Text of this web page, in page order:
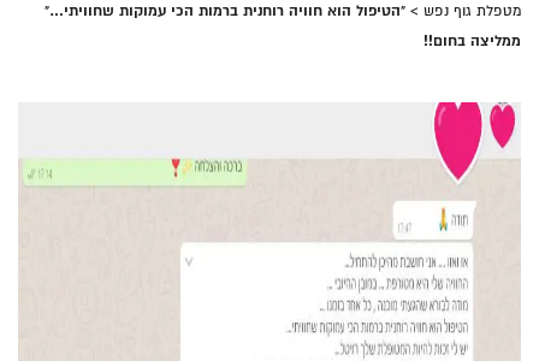
מטפלת גוף נפש > "הטיפול הוא חוויה רוחנית ברמות הכי עמוקות שחוויתי…"
ממליצה בחום!!